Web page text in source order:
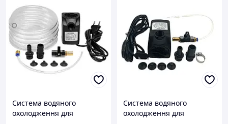
Система водяного
охолодження для
Система водяного
охолодження для